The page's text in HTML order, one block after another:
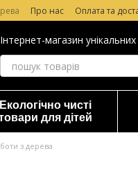
Про нас Оплата та
та повернення
Інтернет-магазин
Екологічно чисті
для дітей
з дерева